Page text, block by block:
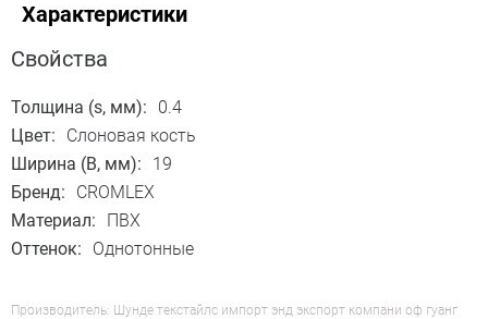
Характеристики
Свойства
Толщина (s, мм):
0.4
Цвет:
Слоновая кость
Ширина (B, мм):
19
Бренд:
CROMLEX
Материал:
ПВХ
Оттенок:
Однотонные
Производитель: Шунде текстайлс импорт энд экспорт компани оф гуанг